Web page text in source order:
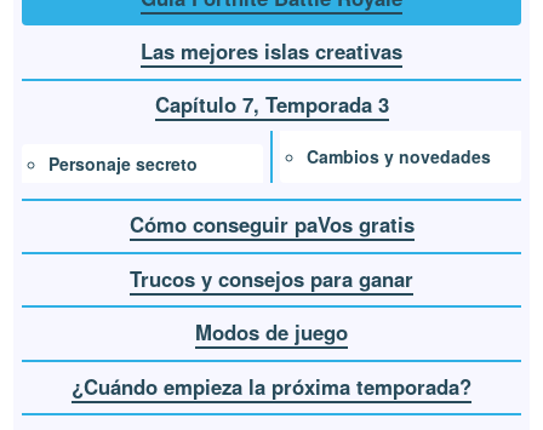
Las mejores islas creativas
Capítulo 7, Temporada 3
Personaje secreto Cambios y novedades
Cómo conseguir paVos gratis
Trucos y consejos para ganar
Modos de juego
¿Cuándo empieza la próxima temporada?